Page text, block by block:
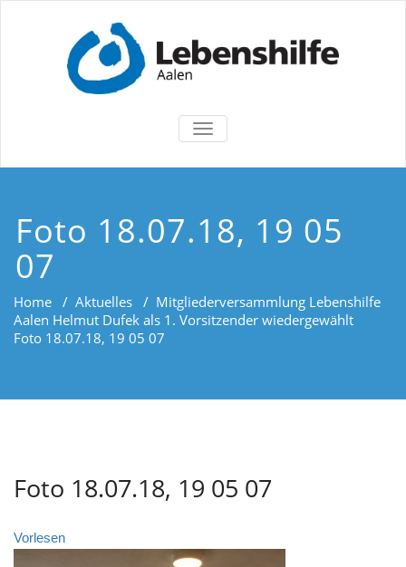
TOGGLE
Foto 18.07.18, 19 05
07
Home / Aktuelles / Mitgliederversammlung Lebenshilfe
Aalen Helmut Dufek als 1. Vorsitzender wiedergewählt
Foto 18.07.18, 19 05 07
Foto 18.07.18, 19 05 07
Vorlesen